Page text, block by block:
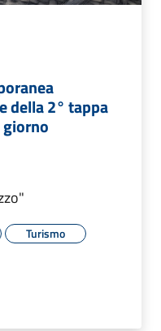
della 2° tappa
Turismo